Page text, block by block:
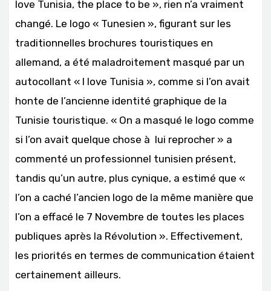
love Tunisia, the place to be », rien n’a vraiment
changé. Le logo « Tunesien », figurant sur les
traditionnelles brochures touristiques en
allemand, a été maladroitement masqué par un
autocollant « I love Tunisia », comme si l’on avait
honte de l’ancienne identité graphique de la
Tunisie touristique. « On a masqué le logo comme
si l’on avait quelque chose à lui reprocher » a
commenté un professionnel tunisien présent,
tandis qu’un autre, plus cynique, a estimé que «
l’on a caché l’ancien logo de la même manière que
l’on a effacé le 7 Novembre de toutes les places
publiques après la Révolution ». Effectivement,
les priorités en termes de communication étaient
certainement ailleurs.